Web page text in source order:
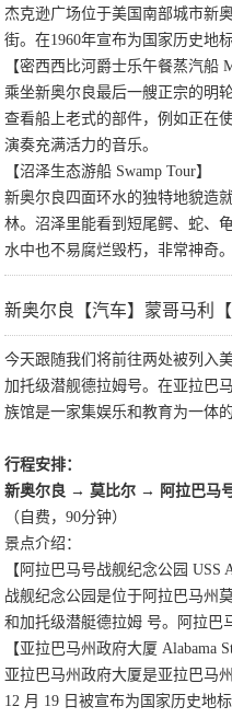
杰克逊广场位于美国南部城市新
街。在1960年宣布为国家历史地
【密西西比河爵士乐午餐蒸汽船
乘坐新奥尔良最后一艘正宗的明
查看船上老式的部件，例如正在
演奏充满活力的音乐。
【沼泽生态游船 Swamp Tour】
新奥尔良四面环水的独特地貌造
林。沼泽里能看到短尾鳄、蛇、
水中也不易腐烂毁朽，非常神奇
新奥尔良【汽车】蒙哥马利
今天跟随我们将前往两处被列入
加托级潜舰德拉姆号。在亚拉巴
族馆是一家集娱乐和教育为一体
行程安排：
新奥尔良 → 莫比尔 → 阿拉巴马
（自费，90分钟）
景点介绍：
【阿拉巴马号战舰纪念公园 USS
战舰纪念公园是位于阿拉巴马州
和加托级潜艇德拉姆 号。阿拉巴
【亚拉巴马州政府大厦 Alabama
亚拉巴马州政府大厦是亚拉巴马
12 月 19 日被宣布为国家历史地